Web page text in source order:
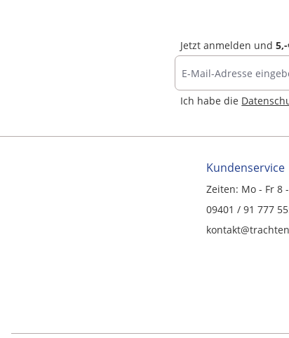
Jetzt anmelden und
Ich habe die
Kundenservice
Zeiten: Mo - Fr 8
09401 / 91 777